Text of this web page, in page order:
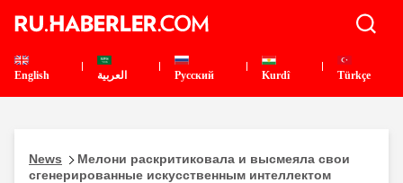
English العربية Pусский Kurdî Türkçe
News
Мелони раскритиковала и высмеяла свои
сгенерированные искусственным интеллектом